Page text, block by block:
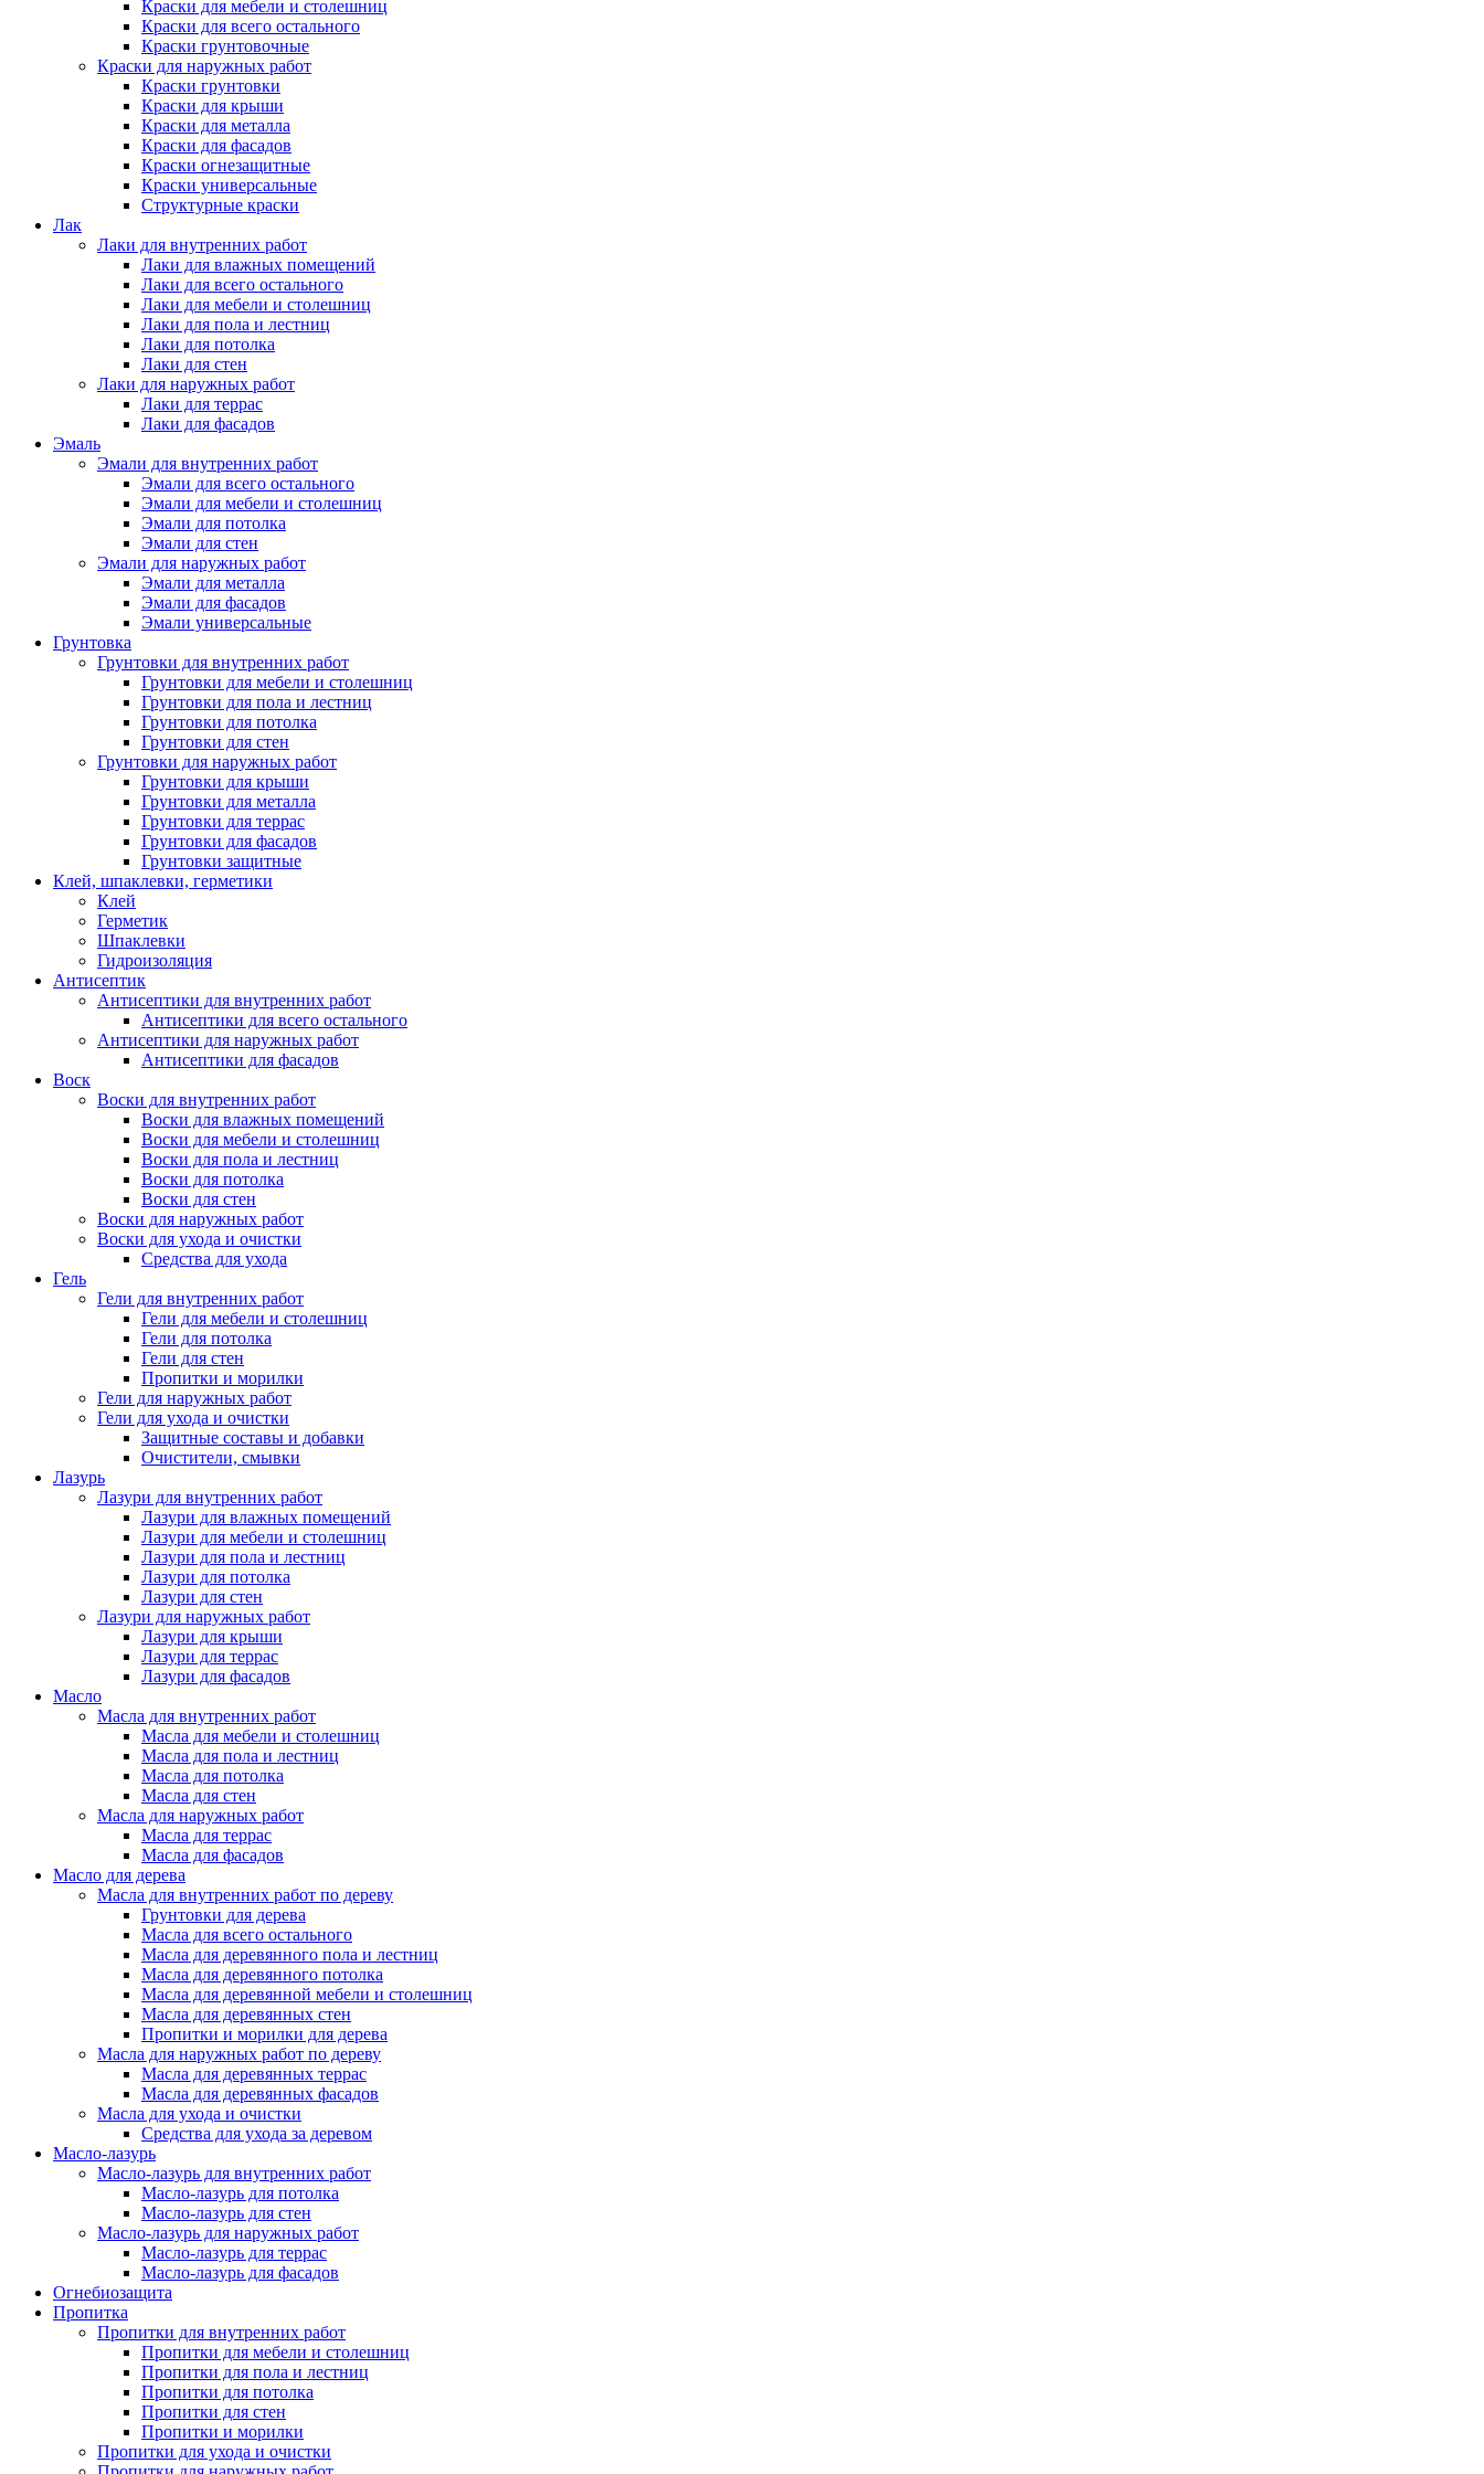
Краски для мебели и столешниц
Краски для всего остального
Краски грунтовочные
Краски для наружных работ
Краски грунтовки
Краски для крыши
Краски для металла
Краски для фасадов
Краски огнезащитные
Краски универсальные
Структурные краски
Лак
Лаки для внутренних работ
Лаки для влажных помещений
Лаки для всего остального
Лаки для мебели и столешниц
Лаки для пола и лестниц
Лаки для потолка
Лаки для стен
Лаки для наружных работ
Лаки для террас
Лаки для фасадов
Эмаль
Эмали для внутренних работ
Эмали для всего остального
Эмали для мебели и столешниц
Эмали для потолка
Эмали для стен
Эмали для наружных работ
Эмали для металла
Эмали для фасадов
Эмали универсальные
Грунтовка
Грунтовки для внутренних работ
Грунтовки для мебели и столешниц
Грунтовки для пола и лестниц
Грунтовки для потолка
Грунтовки для стен
Грунтовки для наружных работ
Грунтовки для крыши
Грунтовки для металла
Грунтовки для террас
Грунтовки для фасадов
Грунтовки защитные
Клей, шпаклевки, герметики
Клей
Герметик
Шпаклевки
Гидроизоляция
Антисептик
Антисептики для внутренних работ
Антисептики для всего остального
Антисептики для наружных работ
Антисептики для фасадов
Воск
Воски для внутренних работ
Воски для влажных помещений
Воски для мебели и столешниц
Воски для пола и лестниц
Воски для потолка
Воски для стен
Воски для наружных работ
Воски для ухода и очистки
Средства для ухода
Гель
Гели для внутренних работ
Гели для мебели и столешниц
Гели для потолка
Гели для стен
Пропитки и морилки
Гели для наружных работ
Гели для ухода и очистки
Защитные составы и добавки
Очистители, смывки
Лазурь
Лазури для внутренних работ
Лазури для влажных помещений
Лазури для мебели и столешниц
Лазури для пола и лестниц
Лазури для потолка
Лазури для стен
Лазури для наружных работ
Лазури для крыши
Лазури для террас
Лазури для фасадов
Масло
Масла для внутренних работ
Масла для мебели и столешниц
Масла для пола и лестниц
Масла для потолка
Масла для стен
Масла для наружных работ
Масла для террас
Масла для фасадов
Масло для дерева
Масла для внутренних работ по дереву
Грунтовки для дерева
Масла для всего остального
Масла для деревянного пола и лестниц
Масла для деревянного потолка
Масла для деревянной мебели и столешниц
Масла для деревянных стен
Пропитки и морилки для дерева
Масла для наружных работ по дереву
Масла для деревянных террас
Масла для деревянных фасадов
Масла для ухода и очистки
Средства для ухода за деревом
Масло-лазурь
Масло-лазурь для внутренних работ
Масло-лазурь для потолка
Масло-лазурь для стен
Масло-лазурь для наружных работ
Масло-лазурь для террас
Масло-лазурь для фасадов
Огнебиозащита
Пропитка
Пропитки для внутренних работ
Пропитки для мебели и столешниц
Пропитки для пола и лестниц
Пропитки для потолка
Пропитки для стен
Пропитки и морилки
Пропитки для ухода и очистки